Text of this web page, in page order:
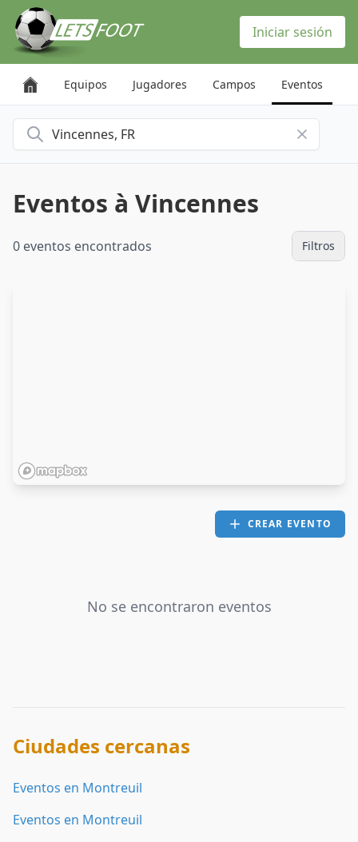
Iniciar sesión
Equipos Jugadores Campos Eventos
Buscar una ciudad
Eventos à Vincennes
0 eventos encontrados Filtros
CREAR EVENTO
No se encontraron eventos
Ciudades cercanas
Eventos en Montreuil
Eventos en Montreuil
Panel de gestión de cookies